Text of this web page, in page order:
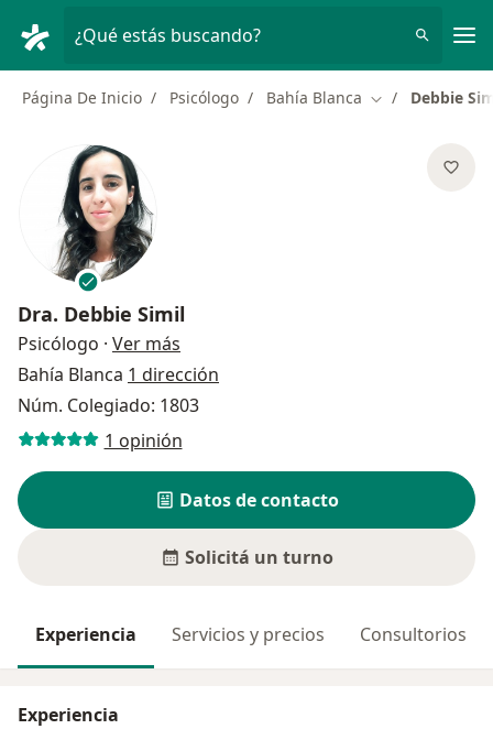
¿Qué estás buscando?
Página De Inicio Psicólogo Bahía Blanca Cambiar de
Debbie
Dra. Debbie Simil
Psicólogo · Ver más
Bahía Blanca 1 dirección
Núm. Colegiado: 1803
1 opinión
Datos de contacto
Solicitá un turno
Experiencia Servicios y precios Consultorios
Experiencia